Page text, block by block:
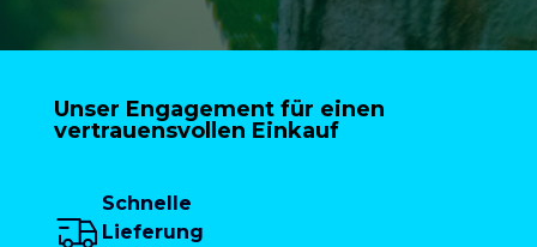
Unser Engagement für einen
vertrauensvollen Einkauf
Schnelle
Lieferung